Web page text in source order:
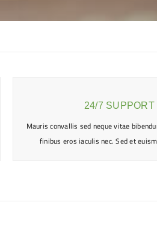
24/7 SUPPORT
Mauris convallis sed neque vitae
finibus eros iaculis nec. Sed et